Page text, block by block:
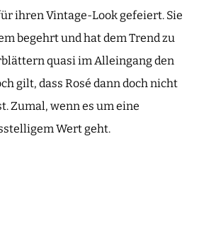
ihren Vintage-Look gefeiert. Sie
begehrt und hat dem Trend zu
quasi im Alleingang den
gilt, dass Rosé dann doch nicht
Zumal, wenn es um eine
Wert geht.